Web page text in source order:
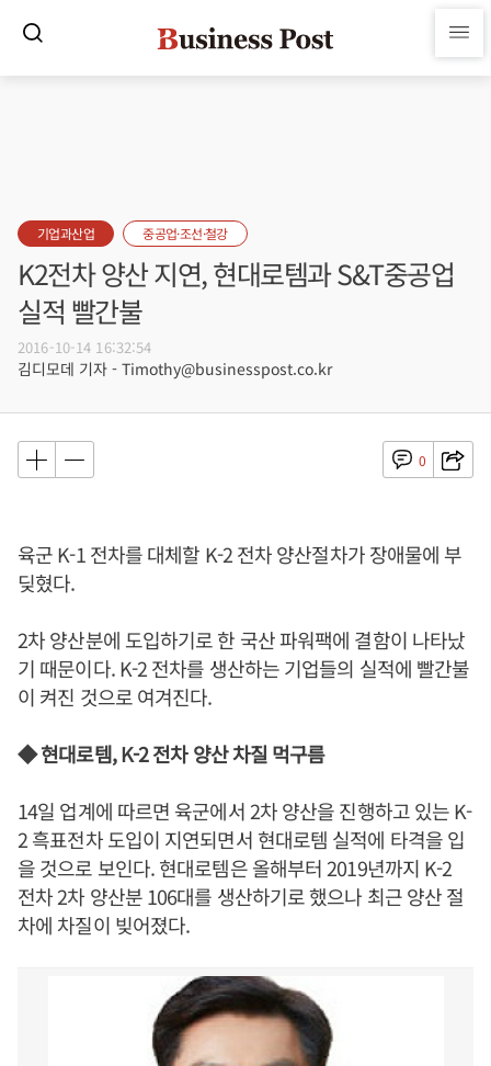
기업과산업 중공업·조선·철강
K2전차 양산 지연, 현대로템과 S&T중공업
실적 빨간불
2016-10-14 16:32:54
김디모데 기자 - Timothy@businesspost.co.kr
0
육군 K-1 전차를 대체할 K-2 전차 양산절차가 장애물에 부
딪혔다.
2차 양산분에 도입하기로 한 국산 파워팩에 결함이 나타났
기 때문이다. K-2 전차를 생산하는 기업들의 실적에 빨간불
이 켜진 것으로 여겨진다.
◆ 현대로템, K-2 전차 양산 차질 먹구름
14일 업계에 따르면 육군에서 2차 양산을 진행하고 있는 K-
2 흑표전차 도입이 지연되면서 현대로템 실적에 타격을 입
을 것으로 보인다. 현대로템은 올해부터 2019년까지 K-2
전차 2차 양산분 106대를 생산하기로 했으나 최근 양산 절
차에 차질이 빚어졌다.